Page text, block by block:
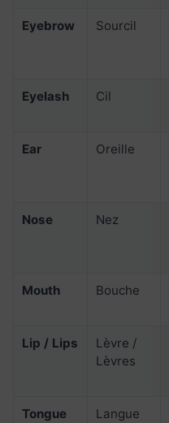
Eyebrow Sourcil
Eyelash Cil
Ear Oreille
Nose Nez
Mouth Bouche
Lip / Lips
Lèvre /
Lèvres
Tongue Langue